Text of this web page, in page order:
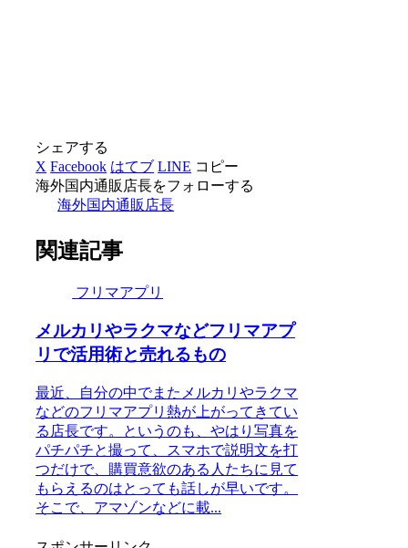
シェアする
X Facebook はてブ LINE コピー
海外国内通販店長をフォローする
海外国内通販店長
関連記事
フリマアプリ
メルカリやラクマなどフリマアプ
リで活用術と売れるもの
最近、自分の中でまたメルカリやラクマ
などのフリマアプリ熱が上がってきてい
る店長です。というのも、やはり写真を
パチパチと撮って、スマホで説明文を打
つだけで、購買意欲のある人たちに見て
もらえるのはとっても話しが早いです。
そこで、アマゾンなどに載...